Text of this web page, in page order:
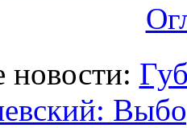
новости: